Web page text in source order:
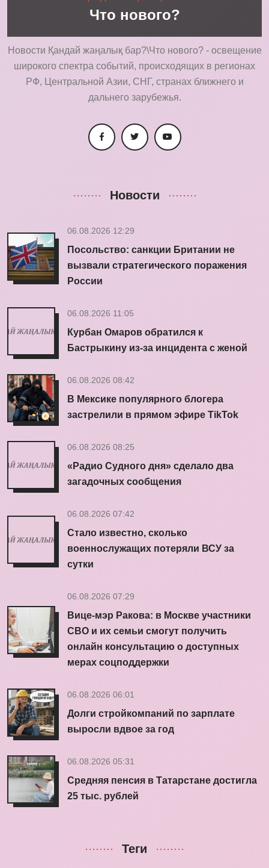
Что нового?
Новости Қандай жаңалық бар?\Что нового? - освещение
широкого спектра событий, происходящих в регионах
РФ, Центральной Азии, СНГ, странах ближнего и
дальнего зарубежья.
Новости
06.08.2026 12:29
Посольство: санкции Британии не
вызвали стратегического поражения
России
06.08.2026 11:05
Курбан Омаров обратился к
Бастрыкину из-за инцидента с женой
06.08.2026 08:42
В Мексике популярного блогера
застрелили в прямом эфире TikTok
06.08.2026 08:25
«Радио Судного дня» сделало два
загадочных сообщения
06.08.2026 07:42
Стало известно, сколько
военнослужащих потеряли ВСУ за
сутки
06.08.2026 07:29
Вице-мэр Ракова: в Москве участники
СВО и их семьи смогут получить
онлайн консультацию о доступных
мерах соцподдержки
06.08.2026 06:01
Долги стройкомпаний по зарплате
выросли вдвое за год
06.08.2026 05:31
Средняя пенсия в Татарстане достигла
25 тыс. рублей
Теги